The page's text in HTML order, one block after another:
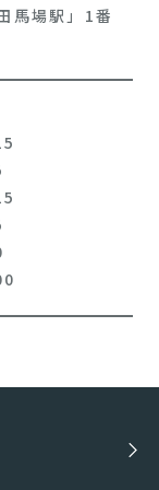
馬場駅」1番